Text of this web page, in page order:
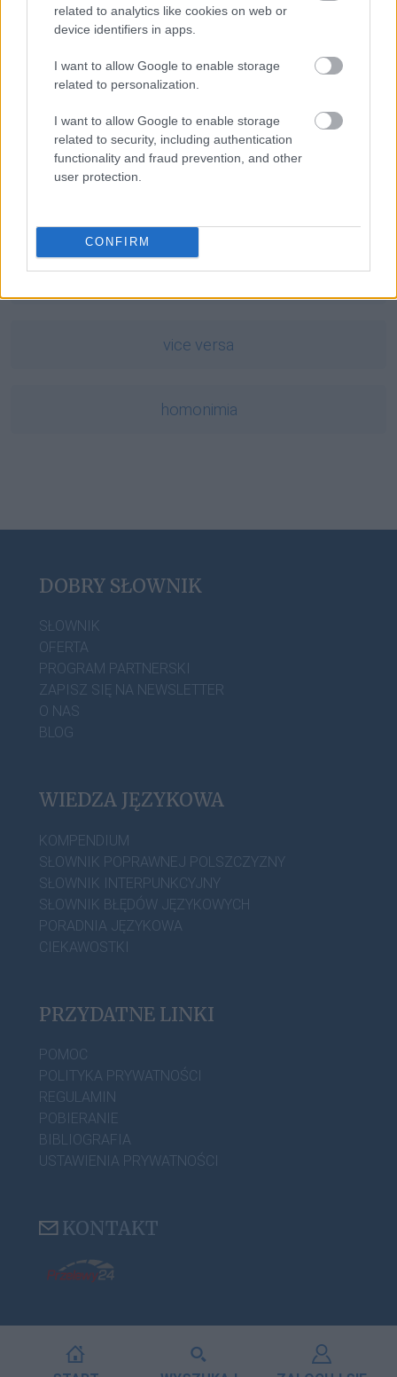
related to analytics like cookies on web or
device identifiers in apps.
I want to allow Google to enable storage
related to personalization.
I want to allow Google to enable storage
related to security, including authentication
functionality and fraud prevention, and other
user protection.
CONFIRM
ósmoklasista
AIDS
Hipokrates
vice versa
homonimia
DOBRY SŁOWNIK
SŁOWNIK
OFERTA
PROGRAM PARTNERSKI
ZAPISZ SIĘ NA NEWSLETTER
O NAS
BLOG
WIEDZA JĘZYKOWA
KOMPENDIUM
SŁOWNIK POPRAWNEJ POLSZCZYZNY
SŁOWNIK INTERPUNKCYJNY
SŁOWNIK BŁĘDÓW JĘZYKOWYCH
PORADNIA JĘZYKOWA
CIEKAWOSTKI
PRZYDATNE LINKI
POMOC
POLITYKA PRYWATNOŚCI
REGULAMIN
POBIERANIE
BIBLIOGRAFIA
USTAWIENIA PRYWATNOŚCI
KONTAKT